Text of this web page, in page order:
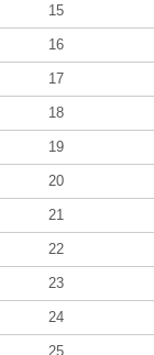
15
16
17
18
19
20
21
22
23
24
25